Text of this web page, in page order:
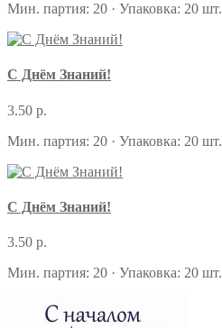
Мин. партия: 20 · Упаковка: 20 шт.
С Днём Знаний!
3.50 р.
Мин. партия: 20 · Упаковка: 20 шт.
С Днём Знаний!
3.50 р.
Мин. партия: 20 · Упаковка: 20 шт.